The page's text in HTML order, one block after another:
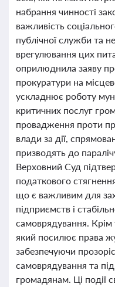
набрання чинності
важливість
публічної служби та
врегулювання цих
оприлюднила заяву
прокуратури на
ускладнює роботу
критичних послуг
провадження проти
влади за дії,
призводять до
Верховний Суд
податкового
що є важливим для
підприємств і
самоврядування. Крім
який посилює права
забезпечуючи
самоврядування та
громадянам. Ці події